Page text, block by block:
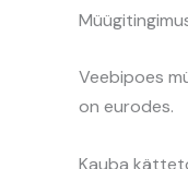
Veebipoes
on eurodes.
Kauba